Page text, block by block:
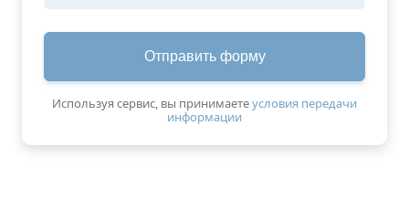
Отправить форму
Используя сервис, вы принимаетeусловия передачи
информации